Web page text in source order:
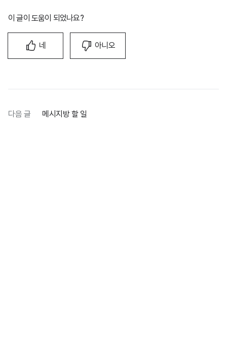
이 글이 도움이 되었나요?
네 아니오
다음 글 메시지방 할 일